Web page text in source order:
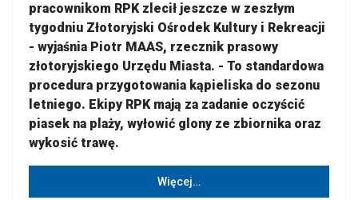
pracownikom RPK zlecił jeszcze w zeszłym
tygodniu Złotoryjski Ośrodek Kultury i Rekreacji
- wyjaśnia Piotr MAAS, rzecznik prasowy
złotoryjskiego Urzędu Miasta. - To standardowa
procedura przygotowania kąpieliska do sezonu
letniego. Ekipy RPK mają za zadanie oczyścić
piasek na plaży, wyłowić glony ze zbiornika oraz
wykosić trawę.
Więcej…